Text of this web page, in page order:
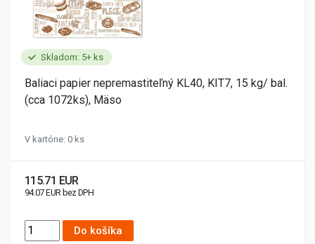
Skladom: 5+ ks
Baliaci papier nepremastiteľný KL40, KIT7, 15 kg/ bal.
(cca 1072ks), Mäso
V kartóne: 0 ks
115.71 EUR
94.07 EUR bez DPH
Do košíka